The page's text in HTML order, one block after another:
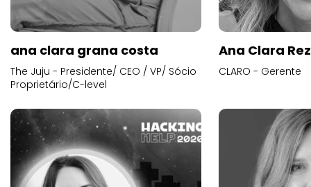
ana clara grana costa
The Juju - Presidente/ CEO / VP/ Sócio
Proprietário/C-level
Ana Clara
CLARO - Gerente